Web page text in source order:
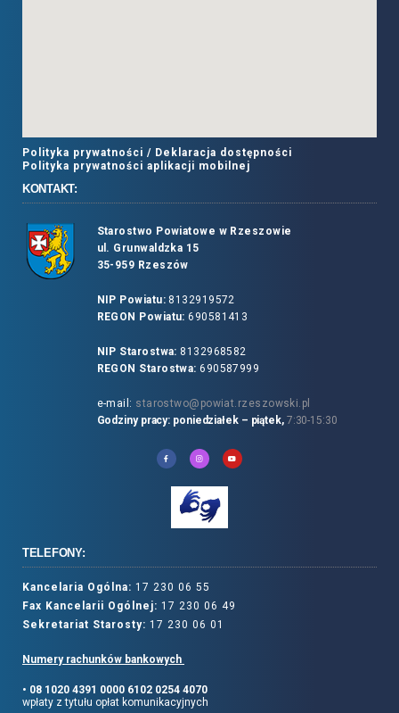
Polityka prywatności / Deklaracja dostępności
Polityka prywatności aplikacji mobilnej
KONTAKT:
Starostwo Powiatowe w Rzeszowie
ul. Grunwaldzka 15
35-959 Rzeszów
NIP Powiatu:8132919572
REGON Powiatu: 690581413
NIP Starostwa: 8132968582
REGON Starostwa: 690587999
e-mail: starostwo@powiat.rzeszowski.pl
Godziny pracy: poniedziałek – piątek, 7:30-15:30
TELEFONY:
Kancelaria Ogólna: 17 230 06 55
Fax Kancelarii Ogólnej: 17 230 06 49
Sekretariat Starosty: 17 230 06 01
Numery rachunków bankowych
• 08 1020 4391 0000 6102 0254 4070
wpłaty z tytułu opłat komunikacyjnych